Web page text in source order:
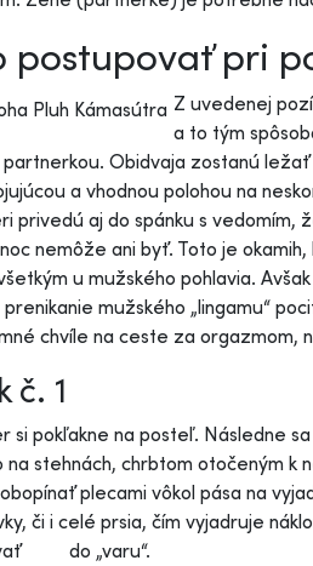
postupovať pri
Z uvedenej
a to tým
partnerkou. Obidvaja zostanú
a vhodnou polohou na
privedú aj do spánku s vedomím,
nemôže ani byť. Toto je
u mužského pohlavia.
prenikanie mužského „lingamu“
chvíle na ceste za orgazmom,
č. 1
si pokľakne na posteľ. Následne
na stehnách, chrbtom otočeným
plecami vôkol pása na
či i celé prsia, čím vyjadruje
do „varu“.